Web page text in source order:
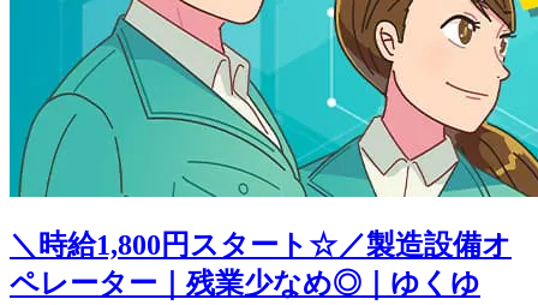
＼時給1,800円スタート☆／製造設備オ
ペレーター｜残業少なめ◎｜ゆくゆ